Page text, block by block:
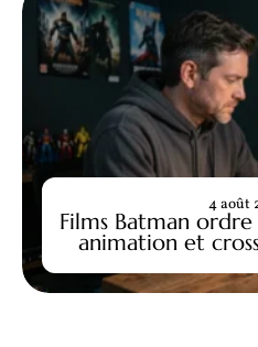
Films Batman
animation et
4 août